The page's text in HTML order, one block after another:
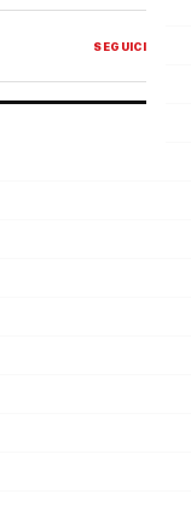
SEGUICI